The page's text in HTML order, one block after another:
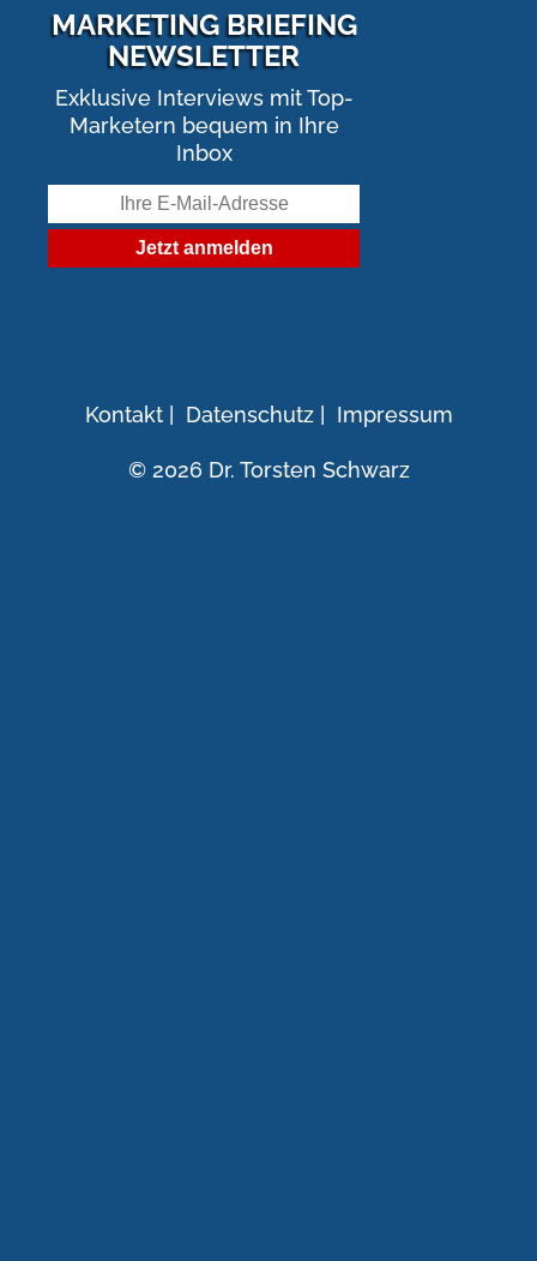
MARKETING BRIEFING
NEWSLETTER
Exklusive Interviews mit Top-
Marketern bequem in Ihre
Inbox
Kontakt | Datenschutz | Impressum
© 2026 Dr. Torsten Schwarz